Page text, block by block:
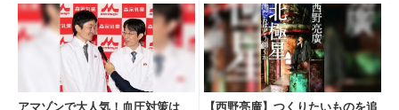
アマゾンで大人気！血圧対策は 【西野亮廣】つくりたいものを追